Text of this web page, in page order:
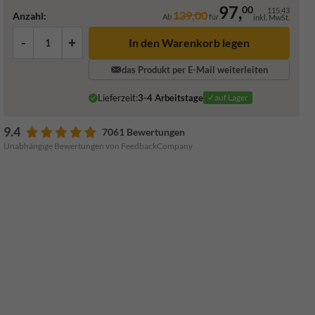
Anzahl: Ab139,00für97,00 115,43
inkl. MwSt.
- + In den Warenkorb legen
das Produkt per E-Mail weiterleiten
Lieferzeit:3-4 Arbeitstage ✓auf Lager
9.4 7061 Bewertungen
Unabhängige Bewertungen von FeedbackCompany